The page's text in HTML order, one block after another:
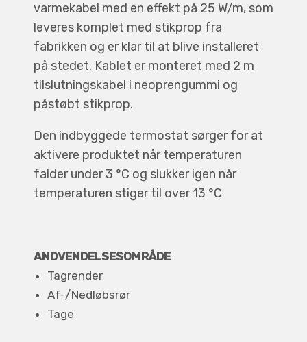
varmekabel med en effekt på 25 W/m, som
leveres komplet med stikprop fra
fabrikken og er klar til at blive installeret
på stedet. Kablet er monteret med 2 m
tilslutningskabel i neoprengummi og
påstøbt stikprop.
Den indbyggede termostat sørger for at
aktivere produktet når temperaturen
falder under 3 °C og slukker igen når
temperaturen stiger til over 13 °C
ANDVENDELSESOMRÅDE
Tagrender
Af-/Nedløbsrør
Tage